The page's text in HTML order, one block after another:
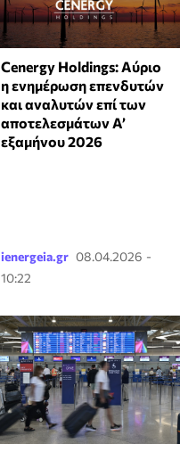
Cenergy Holdings: Αύριο
η ενημέρωση επενδυτών
και αναλυτών επί των
αποτελεσμάτων A’
εξαμήνου 2026
ienergeia.gr 08.04.2026 -
10:22